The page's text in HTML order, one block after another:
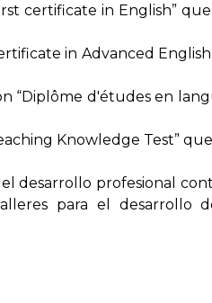
certificate in English”
in Advanced
“Diplôme d'études en
Knowledge Test”
desarrollo profesional
para el desarrollo